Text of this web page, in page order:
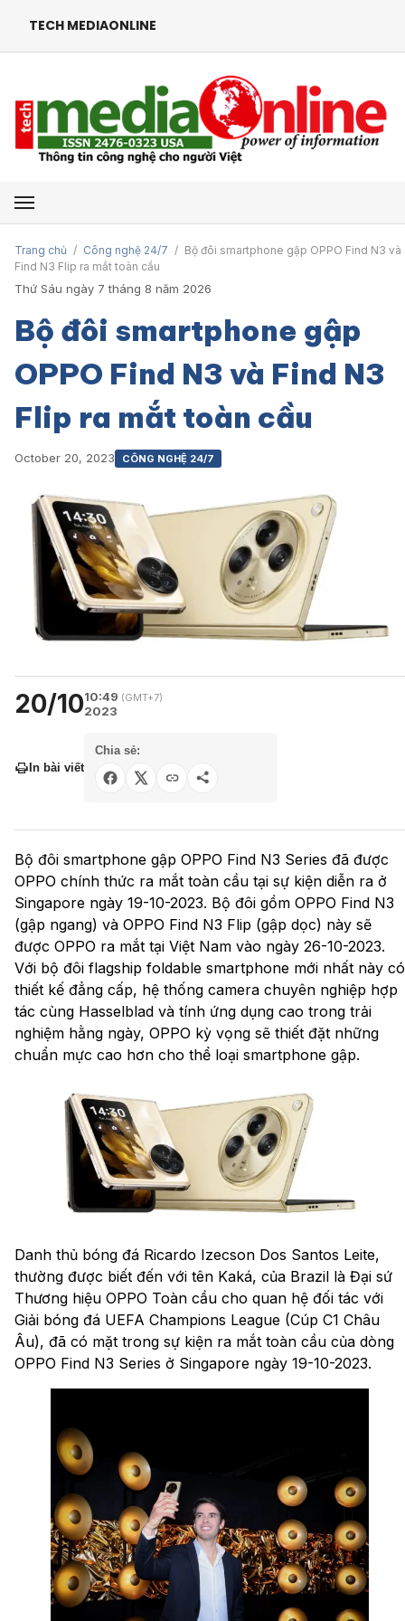
TECH MEDIAONLINE
Mở menu
Trang chủ / Công nghệ 24/7 / Bộ đôi smartphone gập OPPO Find N3 và
Find N3 Flip ra mắt toàn cầu
Thứ Sáu ngày 7 tháng 8 năm 2026
Bộ đôi smartphone gập
OPPO Find N3 và Find N3
Flip ra mắt toàn cầu
October 20, 2023 CÔNG NGHỆ 24/7
20/1010:49 (GMT+7)
2023
In bài viết
Chia sẻ:
Bộ đôi smartphone gập OPPO Find N3 Series đã được
OPPO chính thức ra mắt toàn cầu tại sự kiện diễn ra ở
Singapore ngày 19-10-2023. Bộ đôi gồm OPPO Find N3
(gập ngang) và OPPO Find N3 Flip (gập dọc) này sẽ
được OPPO ra mắt tại Việt Nam vào ngày 26-10-2023.
Với bộ đôi flagship foldable smartphone mới nhất này có
thiết kế đẳng cấp, hệ thống camera chuyên nghiệp hợp
tác cùng Hasselblad và tính ứng dụng cao trong trải
nghiệm hằng ngày, OPPO kỳ vọng sẽ thiết đặt những
chuẩn mực cao hơn cho thể loại smartphone gập.
Danh thủ bóng đá Ricardo Izecson Dos Santos Leite,
thường được biết đến với tên Kaká, của Brazil là Đại sứ
Thương hiệu OPPO Toàn cầu cho quan hệ đối tác với
Giải bóng đá UEFA Champions League (Cúp C1 Châu
Âu), đã có mặt trong sự kiện ra mắt toàn cầu của dòng
OPPO Find N3 Series ở Singapore ngày 19-10-2023.